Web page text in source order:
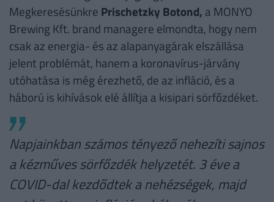
Megkeresésünkre Prischetzky Botond, a MONYO
Brewing Kft. brand managere elmondta, hogy nem
csak az energia- és az alapanyagárak elszállása
jelent problémát, hanem a koronavírus-járvány
utóhatása is még érezhető, de az infláció, és a
háború is kihívások elé állítja a kisipari sörfőzdéket.
Napjainkban számos tényező nehezíti sajnos
a kézműves sörfőzdék helyzetét. 3 éve a
COVID-dal kezdődtek a nehézségek, majd